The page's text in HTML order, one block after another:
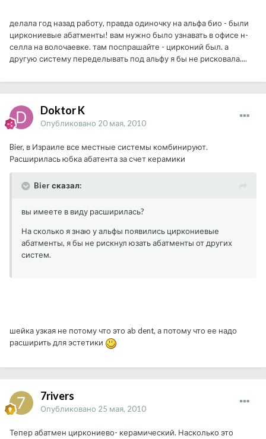
делала год назад работу, правда одиночку на альфа био - были
циркониевые абатменты! вам нужно было узнавать в офисе н-
селла на волочаевке. там поспрашайте - цирконий был. а
другую систему переделывать под альфу я бы не рисковала....
Doktor K
Опубликовано 20 мая, 2010
Bier, в Израиле все местные системы комбинируют.
Расширилась юбка абатента за счет керамики
Bier сказал:
вы имеете в виду расширилась?
На сколько я знаю у альфы появились циркониевые
абатменты, я бы не рискнул юзать абатменты от других
систем.
шейка узкая не потому что это ab dent, а потому что ее надо
расширить для эстетики
7rivers
Опубликовано 25 мая, 2010
Тепер абатмен циркониево- керамический. Насколько это